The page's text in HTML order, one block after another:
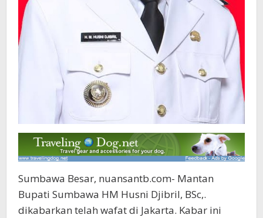
Sumbawa Besar, nuansantb.com- Mantan
Bupati Sumbawa HM Husni Djibril, BSc,.
dikabarkan telah wafat di Jakarta. Kabar ini